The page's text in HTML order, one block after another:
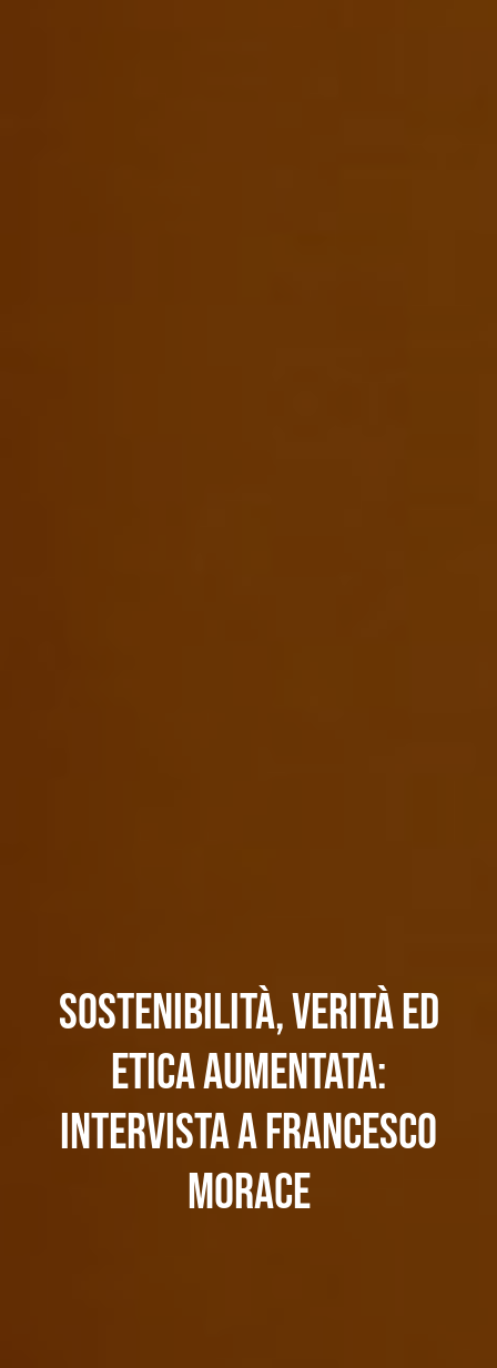
Sostenibilità, verità ed
etica aumentata:
intervista a Francesco
Morace